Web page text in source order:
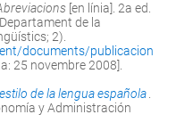
[en línia]. 2a ed.
de la
2).
documents/publicacion
25 novembre 2008].
de la lengua española.
y Administración